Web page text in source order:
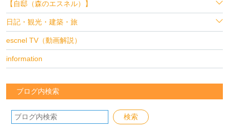
【自邸（森のエスネル）】
日記・観光・建築・旅
escnel TV（動画解説）
information
ブログ内検索